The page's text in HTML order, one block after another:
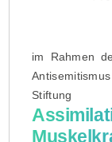
im Rahmen
Stiftung